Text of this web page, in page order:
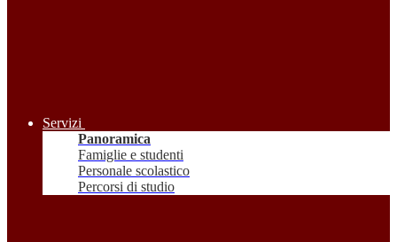
Servizi
Panoramica
Famiglie e studenti
Personale scolastico
Percorsi di studio